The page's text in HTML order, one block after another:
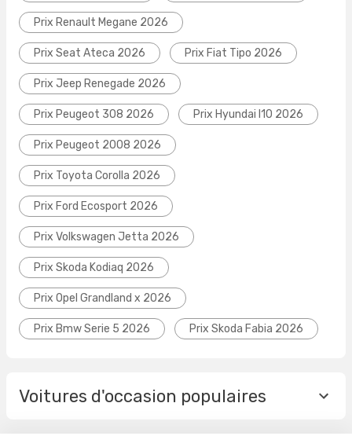
Prix Renault Megane 2026
Prix Seat Ateca 2026 Prix Fiat Tipo 2026
Prix Jeep Renegade 2026
Prix Peugeot 308 2026 Prix Hyundai I10 2026
Prix Peugeot 2008 2026
Prix Toyota Corolla 2026
Prix Ford Ecosport 2026
Prix Volkswagen Jetta 2026
Prix Skoda Kodiaq 2026
Prix Opel Grandland x 2026
Prix Bmw Serie 5 2026 Prix Skoda Fabia 2026
Voitures d'occasion populaires